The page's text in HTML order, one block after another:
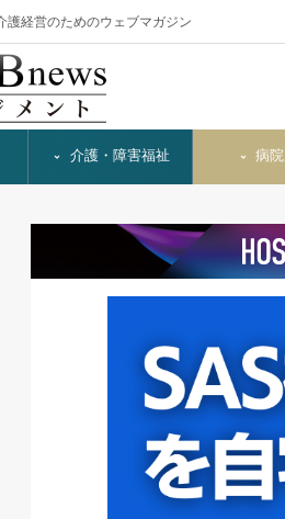
護経営のためのウェブマガジン
介護・障害福祉 病